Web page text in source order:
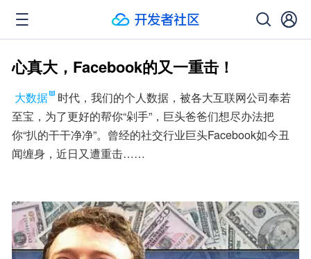
心真大，Facebook的又一重击！
大数据
时代，我们的个人数据，被各大互联网公司奉若
至宝，为了更好的帮你“剁手”，巨头爸爸们想尽办法把
你“扒的干干净净”。曾经的社交行业巨头Facebook如今丑
闻缠身，近日又遭重击……